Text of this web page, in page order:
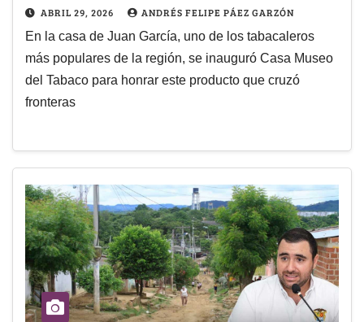
ABRIL 29, 2026 ANDRÉS FELIPE PÁEZ GARZÓN
En la casa de Juan García, uno de los tabacaleros
más populares de la región, se inauguró Casa Museo
del Tabaco para honrar este producto que cruzó
fronteras